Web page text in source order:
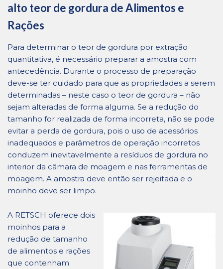
alto teor de gordura de Alimentos e
Rações
Para determinar o teor de gordura por extração
quantitativa, é necessário preparar a amostra com
antecedência. Durante o processo de preparação
deve-se ter cuidado para que as propriedades a serem
determinadas – neste caso o teor de gordura – não
sejam alteradas de forma alguma. Se a redução do
tamanho for realizada de forma incorreta, não se pode
evitar a perda de gordura, pois o uso de acessórios
inadequados e parâmetros de operação incorretos
conduzem inevitavelmente a resíduos de gordura no
interior da câmara de moagem e nas ferramentas de
moagem. A amostra deve então ser rejeitada e o
moinho deve ser limpo.
A RETSCH oferece dois
moinhos para a
redução de tamanho
de alimentos e rações
que contenham